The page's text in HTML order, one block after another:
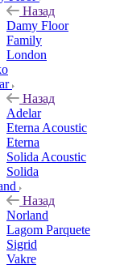
Назад
Damy Floor
Family
London
Назад
Adelar
Eterna Acoustic
Eterna
Solida Acoustic
Solida
Назад
Norland
Lagom Parquete
Sigrid
Vakre